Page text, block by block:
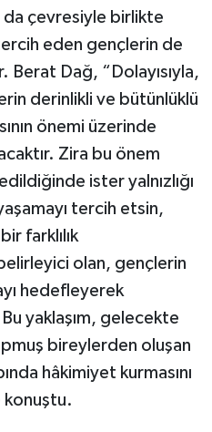
da çevresiyle birlikte
eden gençlerin de
Dağ, “Dolayısıyla,
derinlikli ve bütünlüklü
önemi üzerinde
Zira bu önem
ister yalnızlığı
tercih etsin,
farklılık
olan, gençlerin
hedefleyerek
yaklaşım, gelecekte
bireylerden oluşan
hâkimiyet kurmasını
konuştu.